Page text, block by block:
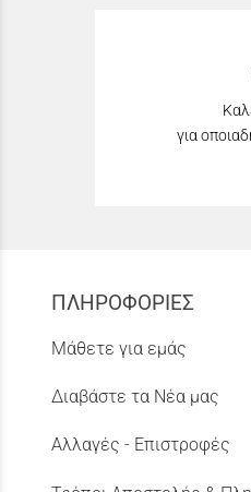
για
ΠΛΗΡΟΦΟΡΙΕΣ
Μάθετε για εμάς
Διαβάστε τα Νέα μας
Αλλαγές - Επιστροφές